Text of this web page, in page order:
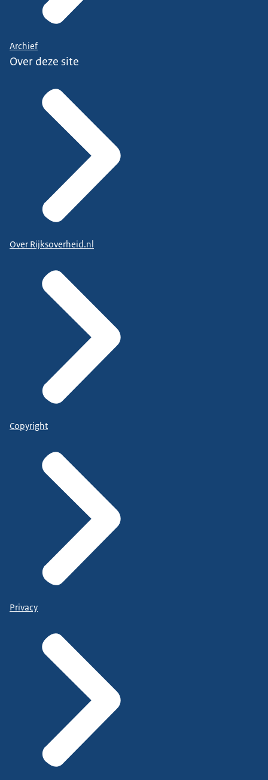
Archief
Over deze site
Over Rijksoverheid.nl
Copyright
Privacy